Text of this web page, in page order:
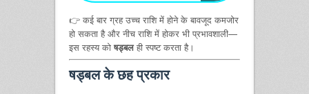
👉 कई बार ग्रह उच्च राशि में होने के बावजूद कमजोर
हो सकता है और नीच राशि में होकर भी प्रभावशाली—
इस रहस्य को षड्बलही स्पष्ट करता है।
षड्बल के छह प्रकार